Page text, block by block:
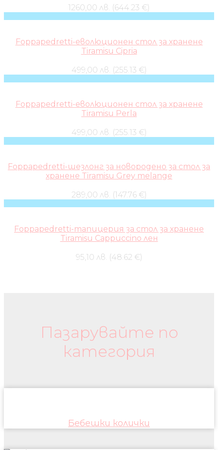
1260,00 лв. (644.23 €)
Foppapedretti-еволюционен стол за хранене
Tiramisu Cipria
499,00 лв. (255.13 €)
Foppapedretti-еволюционен стол за хранене
Tiramisu Perla
499,00 лв. (255.13 €)
Foppapedretti-шезлонг за новородено за стол за
хранене Tiramisu Grey melange
289,00 лв. (147.76 €)
Foppapedretti-тапицерия за стол за хранене
Tiramisu Cappuccino лен
95,10 лв. (48.62 €)
Пазарувайте по
категория
Бебешки колички